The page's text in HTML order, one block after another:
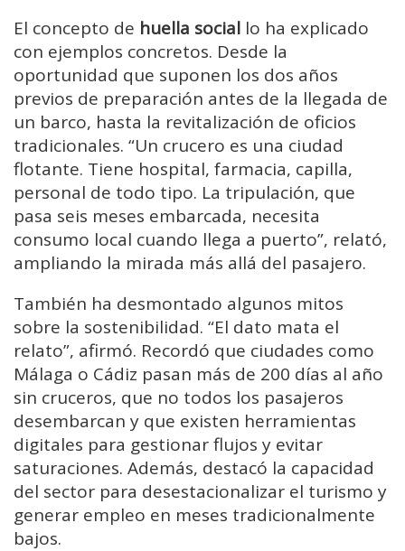
El concepto de huella social lo ha explicado
con ejemplos concretos. Desde la
oportunidad que suponen los dos años
previos de preparación antes de la llegada de
un barco, hasta la revitalización de oficios
tradicionales. “Un crucero es una ciudad
flotante. Tiene hospital, farmacia, capilla,
personal de todo tipo. La tripulación, que
pasa seis meses embarcada, necesita
consumo local cuando llega a puerto”, relató,
ampliando la mirada más allá del pasajero.
También ha desmontado algunos mitos
sobre la sostenibilidad. “El dato mata el
relato”, afirmó. Recordó que ciudades como
Málaga o Cádiz pasan más de 200 días al año
sin cruceros, que no todos los pasajeros
desembarcan y que existen herramientas
digitales para gestionar flujos y evitar
saturaciones. Además, destacó la capacidad
del sector para desestacionalizar el turismo y
generar empleo en meses tradicionalmente
bajos.